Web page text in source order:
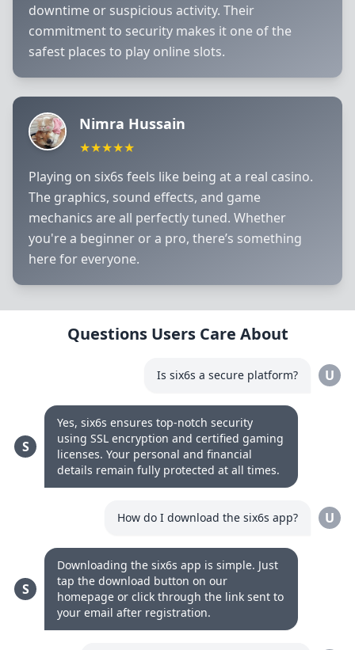
downtime or suspicious activity. Their
commitment to security makes it one of the
safest places to play online slots.
Nimra Hussain
★★★★★
Playing on six6s feels like being at a real casino.
The graphics, sound effects, and game
mechanics are all perfectly tuned. Whether
you're a beginner or a pro, there’s something
here for everyone.
Questions Users Care About
Is six6s a secure platform? U
S
Yes, six6s ensures top-notch security
using SSL encryption and certified gaming
licenses. Your personal and financial
details remain fully protected at all times.
How do I download the six6s app? U
S
Downloading the six6s app is simple. Just
tap the download button on our
homepage or click through the link sent to
your email after registration.